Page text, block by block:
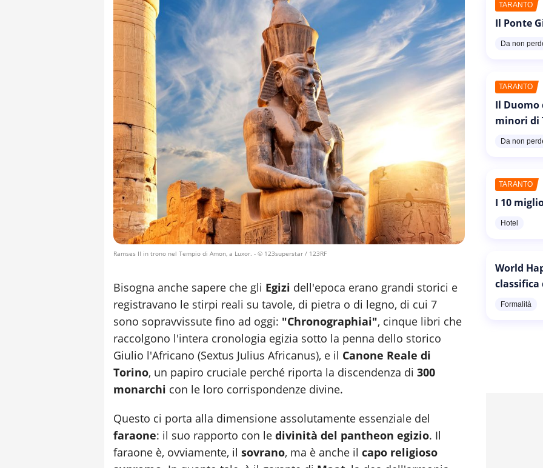
Ramses II in trono nel Tempio di Amon, a Luxor. - © 123superstar / 123RF
Bisogna anche sapere che gli Egizi dell'epoca erano grandi storici e
registravano le stirpi reali su tavole, di pietra o di legno, di cui 7
sono sopravvissute fino ad oggi: "Chronographiai", cinque libri che
raccolgono l'intera cronologia egizia sotto la penna dello storico
Giulio l'Africano (Sextus Julius Africanus), e il Canone Reale di
Torino, un papiro cruciale perché riporta la discendenza di 300
monarchi con le loro corrispondenze divine.
Questo ci porta alla dimensione assolutamente essenziale del
faraone: il suo rapporto con le divinità del pantheon egizio. Il
faraone è, ovviamente, il sovrano, ma è anche il capo religioso
TARANTO
Il Ponte
Da non
TARANTO
Il Duomo
minori di
Da non
TARANTO
I 10
Hotel
World
classifica
Formalità